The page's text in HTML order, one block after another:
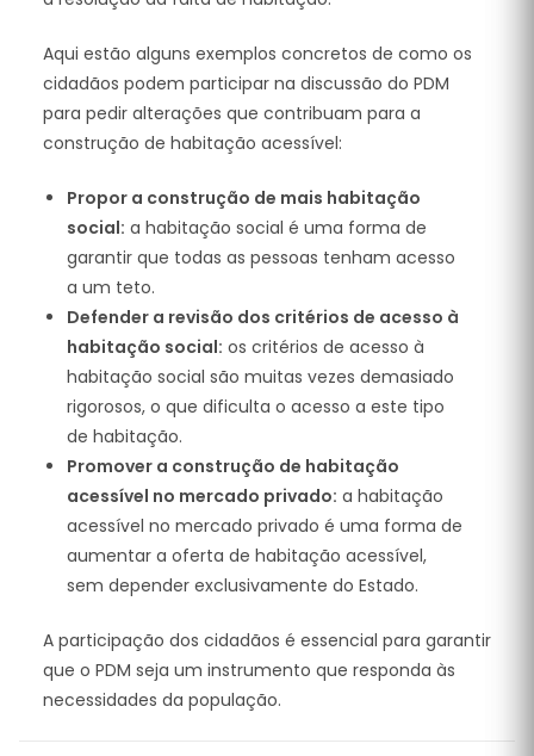
Aqui estão alguns exemplos concretos de como os
cidadãos podem participar na discussão do PDM
para pedir alterações que contribuam para a
construção de habitação acessível:
Propor a construção de mais habitação
social: a habitação social é uma forma de
garantir que todas as pessoas tenham acesso
a um teto.
Defender a revisão dos critérios de acesso à
habitação social: os critérios de acesso à
habitação social são muitas vezes demasiado
rigorosos, o que dificulta o acesso a este tipo
de habitação.
Promover a construção de habitação
acessível no mercado privado: a habitação
acessível no mercado privado é uma forma de
aumentar a oferta de habitação acessível,
sem depender exclusivamente do Estado.
A participação dos cidadãos é essencial para garantir
que o PDM seja um instrumento que responda às
necessidades da população.